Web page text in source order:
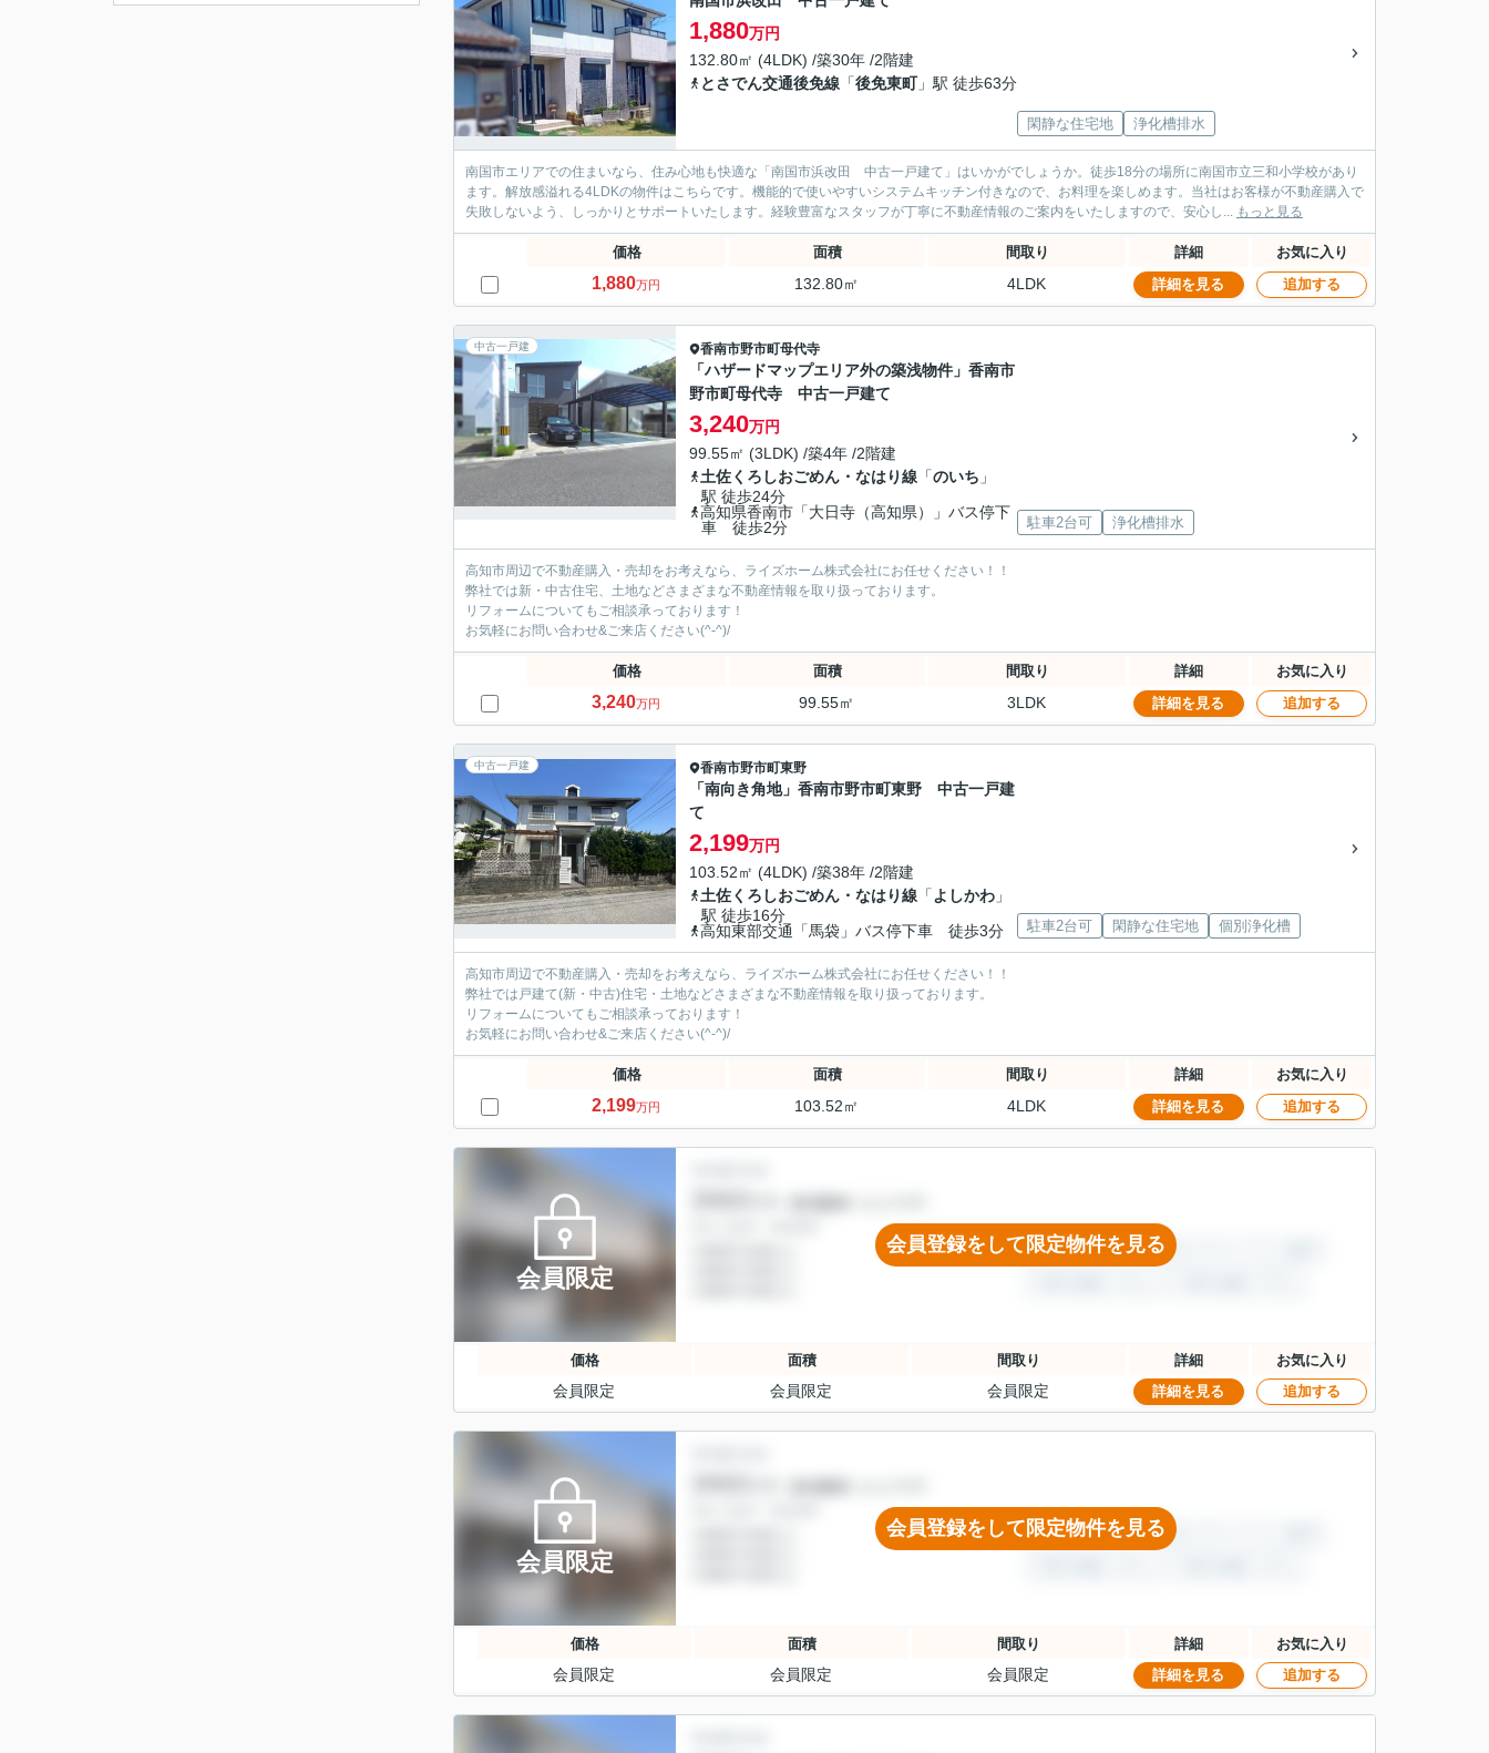
1,880万円
132.80㎡ (4LDK) /築30年 /2階建
とさでん交通後免線 「後免東町」駅 徒歩63分
閑静な住宅地 浄化槽排水
南国市エリアでの住まいなら、住み心地も快適な「南国市浜改田 中古一戸建て」はいかがでしょうか。徒歩18分の場所に南国市立三和小学校があり
ます。解放感溢れる4LDKの物件はこちらです。機能的で使いやすいシステムキッチン付きなので、お料理を楽しめます。当社はお客様が不動産購入で
失敗しないよう、しっかりとサポートいたします。経験豊富なスタッフが丁寧に不動産情報のご案内をいたしますので、安心し... もっと見る
価格 面積 間取り 詳細 お気に入り
1,880万円 132.80㎡ 4LDK 詳細を見る 追加する
中古一戸建 香南市野市町母代寺
「ハザードマップエリア外の築浅物件」香南市
野市町母代寺 中古一戸建て
3,240万円
99.55㎡ (3LDK) /築4年 /2階建
土佐くろしおごめん・なはり線 「のいち 」
駅 徒歩24分
高知県香南市「大日寺（高知県）」バス停下
車 徒歩2分
駐車2台可 浄化槽排水
高知市周辺で不動産購入・売却をお考えなら、ライズホーム株式会社にお任せください！！
弊社では新・中古住宅、土地などさまざまな不動産情報を取り扱っております。
リフォームについてもご相談承っております！
お気軽にお問い合わせ&ご来店ください‍(^-^)/
価格 面積 間取り 詳細 お気に入り
3,240万円 99.55㎡ 3LDK 詳細を見る 追加する
中古一戸建 香南市野市町東野
「南向き角地」香南市野市町東野 中古一戸建
て
2,199万円
103.52㎡ (4LDK) /築38年 /2階建
土佐くろしおごめん・なはり線 「 よしかわ 」
駅 徒歩16分
高知東部交通「馬袋」バス停下車 徒歩3分
駐車2台可 閑静な住宅地 個別浄化槽
高知市周辺で不動産購入・売却をお考えなら、ライズホーム株式会社にお任せください！！
弊社では戸建て(新・中古)住宅・土地などさまざまな不動産情報を取り扱っております。
リフォームについてもご相談承っております！
お気軽にお問い合わせ&ご来店ください‍(^-^)/
価格 面積 間取り 詳細 お気に入り
2,199万円 103.52㎡ 4LDK 詳細を見る 追加する
会員限定
会員登録をして限定物件を見る
価格 面積 間取り 詳細 お気に入り
会員限定 会員限定 会員限定 詳細を見る 追加する
会員限定
会員登録をして限定物件を見る
価格 面積 間取り 詳細 お気に入り
会員限定 会員限定 会員限定 詳細を見る 追加する